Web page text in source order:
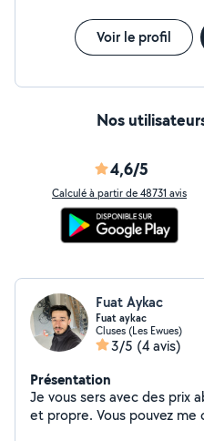
Voir le profil
Nos
4,6/5
Calculé à partir de 48731 avis
Fuat Aykac
Fuat aykac
Cluses (Les Ewues)
3/5 (4 avis)
Présentation
Je vous sers avec des prix
et propre. Vous pouvez